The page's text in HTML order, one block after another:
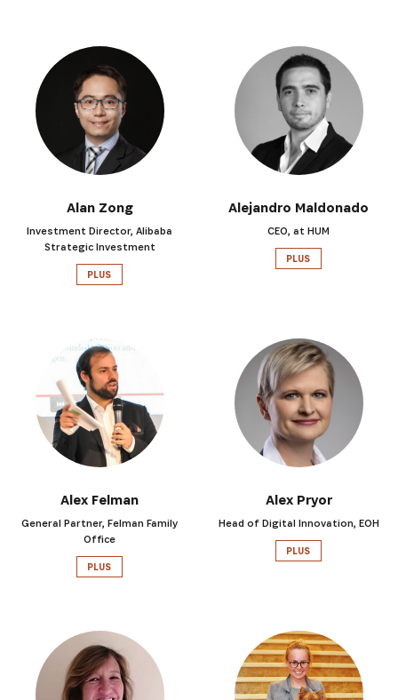
INSCRIVEZ-VOUS À NOTRE
NEWSLETTER
Recevez les dernières informations sur l'Africa
S'INSCRIRE
Alan Zong
Investment Director, Alibaba
Strategic Investment
PLUS
Alejandro Maldonado
CEO, at HUM
PLUS
Alex Felman
General Partner, Felman Family
Office
PLUS
Alex Pryor
Head of Digital Innovation, EOH
PLUS